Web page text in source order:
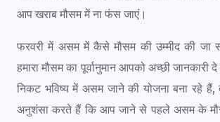
आप खराब मौसम में ना फंस जाएं।
फरवरी में असम में कैसे मौसम की उम्मीद की जा
हमारा मौसम का पूर्वानुमान आपको अच्छी
निकट भविष्य में असम जाने की योजना बना रहे
अनुशंसा करते हैं कि आप जाने से पहले असम के